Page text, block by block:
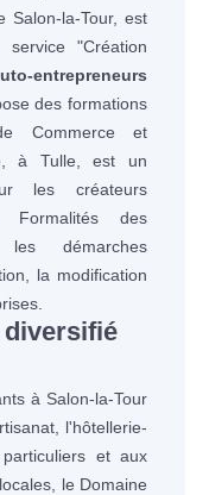
Salon-la-Tour, est
"Création
entrepreneurs
des formations
Commerce et
à Tulle, est un
les créateurs
Formalités des
démarches
la modification
diversifié
à Salon-la-Tour
l'hôtellerie-
et aux
le Domaine